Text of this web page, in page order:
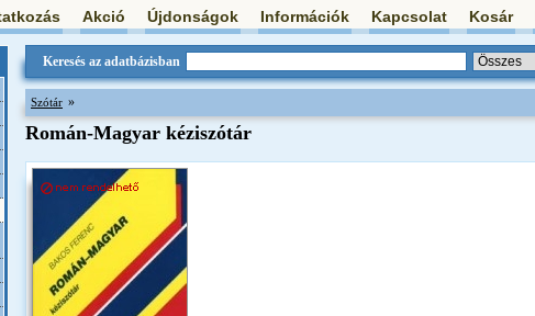
Akció Újdonságok Információk Kapcsolat Kosár
Keresés az adatbázisban
Szótár »
Román-Magyar kéziszótár